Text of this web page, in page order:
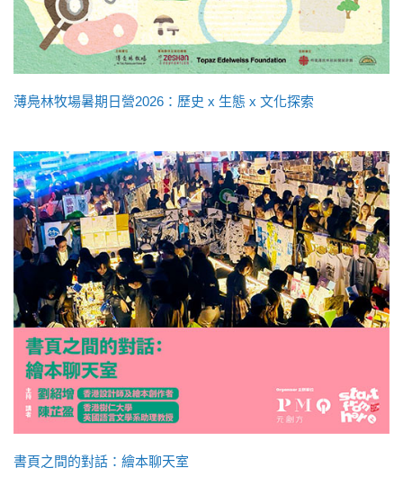
薄鳧林牧場暑期日營2026：歷史 x 生態 x 文化探索
書頁之間的對話：繪本聊天室